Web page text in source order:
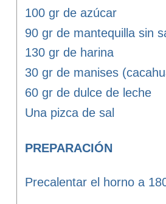
100 gr de azúcar
90 gr de mantequilla sin
130 gr de harina
30 gr de manises
60 gr de dulce de leche
Una pizca de sal
PREPARACIÓN
Precalentar el horno a